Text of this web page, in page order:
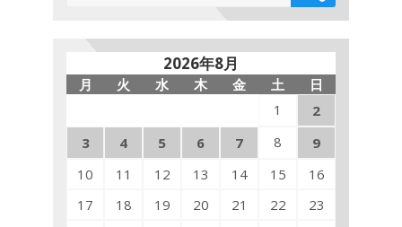
2026年8月
月 火 水 木 金 土
日
1
2
3
4 5 6 7 8
9
10
11 12 13 14 15
16
17
18 19 20 21 22
23